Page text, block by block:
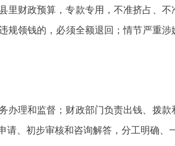
里财政预算，专款专用，不准挤占、
规领钱的，必须全额退回；情节严重
办理和监督；财政部门负责出钱、拨
、初步审核和咨询解答，分工明确、